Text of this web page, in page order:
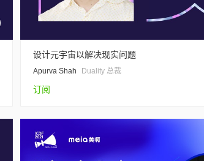
设计元宇宙以解决现实问题
Apurva Shah Duality 总裁
订阅